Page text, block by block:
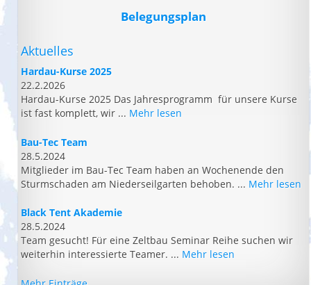
Belegungsplan
Aktuelles
Hardau-Kurse 2025
22.2.2026
Hardau-Kurse 2025 Das Jahresprogramm für unsere Kurse
ist fast komplett, wir ... Mehr lesen
Bau-Tec Team
28.5.2024
Mitglieder im Bau-Tec Team haben an Wochenende den
Sturmschaden am Niederseilgarten behoben. ... Mehr lesen
Black Tent Akademie
28.5.2024
Team gesucht! Für eine Zeltbau Seminar Reihe suchen wir
weiterhin interessierte Teamer. ... Mehr lesen